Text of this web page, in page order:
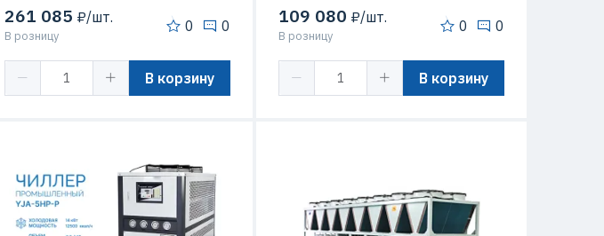
261 085 ₽/шт.
В розницу
0 0
В корзину
109 080 ₽/шт.
В розницу
0 0
В корзину